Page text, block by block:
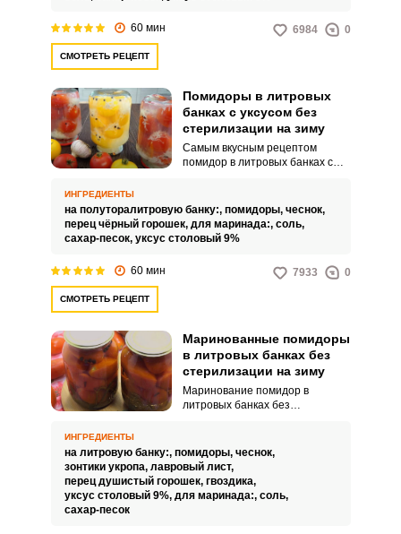
60 мин 6984 0
СМОТРЕТЬ РЕЦЕПТ
Помидоры в литровых
банках с уксусом без
стерилизации на зиму
Самым вкусным рецептом
помидор в литровых банках с
является вариант томатов в
чесночном «снегу». Маринад
для них готовится сладкий, а
создает интересный вкус и
ИНГРЕДИЕНТЫ
на полуторалитровую банку:, помидоры, чеснок,
перец чёрный горошек, для маринада:, соль,
сахар-песок, уксус столовый 9%
60 мин 7933 0
СМОТРЕТЬ РЕЦЕПТ
Маринованные помидоры
в литровых банках без
стерилизации на зиму
Маринование помидор в
литровых банках без
способом консервирования
томатов, особенно для
небольшой семьи и независимо
от объема заготовки, а маринад
ИНГРЕДИЕНТЫ
на литровую банку:, помидоры, чеснок,
зонтики укропа, лавровый лист,
перец душистый горошек, гвоздика,
уксус столовый 9%, для маринада:, соль,
сахар-песок